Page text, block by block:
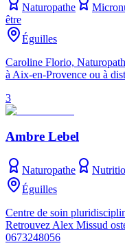
Naturopathe
être
Éguilles
Caroline Florio,
à Aix-en-Provence ou à
3
Ambre Lebel
Naturopathe
Éguilles
Centre de soin
Retrouvez Alex Missud
0673248056